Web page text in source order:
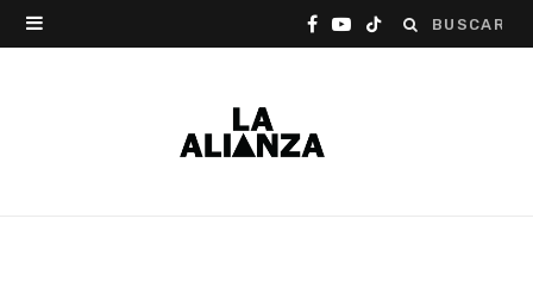
Buscar:
F Y T